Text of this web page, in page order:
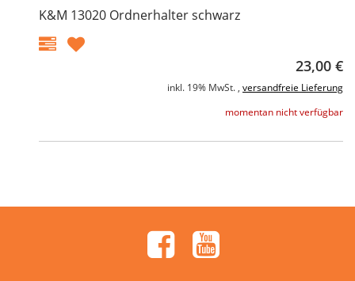
K&M 13020 Ordnerhalter schwarz
23,00 €
inkl. 19% MwSt. , versandfreie Lieferung
momentan nicht verfügbar